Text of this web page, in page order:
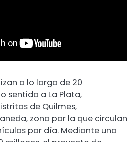
a lo largo de 20
sentido a La Plata,
de Quilmes,
zona por la que circulan
por día. Mediante una